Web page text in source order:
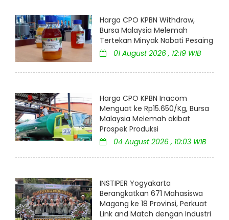
Harga CPO KPBN Withdraw,
Bursa Malaysia Melemah
Tertekan Minyak Nabati Pesaing
01 August 2026 , 12:19 WIB
Harga CPO KPBN Inacom
Menguat ke Rp15.650/Kg, Bursa
Malaysia Melemah akibat
Prospek Produksi
04 August 2026 , 10:03 WIB
INSTIPER Yogyakarta
Berangkatkan 671 Mahasiswa
Magang ke 18 Provinsi, Perkuat
Link and Match dengan Industri